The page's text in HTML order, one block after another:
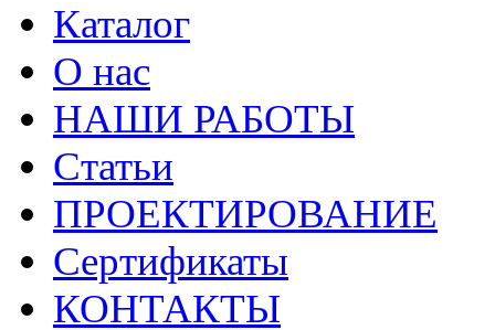
Каталог
О нас
НАШИ РАБОТЫ
Статьи
ПРОЕКТИРОВАНИЕ
Сертификаты
КОНТАКТЫ